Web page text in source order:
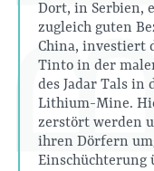
Dort, in Serbien,
zugleich guten
China, investiert
Tinto in der
des Jadar Tals in
Lithium-Mine.
zerstört werden
ihren Dörfern
Einschüchterung